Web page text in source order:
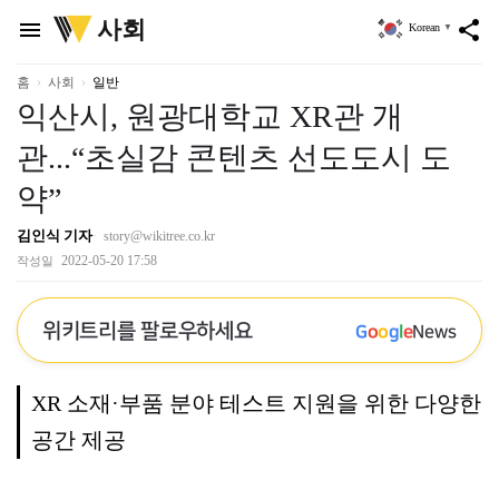
menu
위
키
리
사회 share
Korean ▼
홈 사회 일반
익산시, 원광대학교 XR관 개
관...“초실감 콘텐츠 선도도시 도
약”
김인식 기자 story@wikitree.co.kr
작성일 2022-05-20 17:58
위키트리를 팔로우하세요 GoogleNews
XR 소재·부품 분야 테스트 지원을 위한 다양한
공간 제공